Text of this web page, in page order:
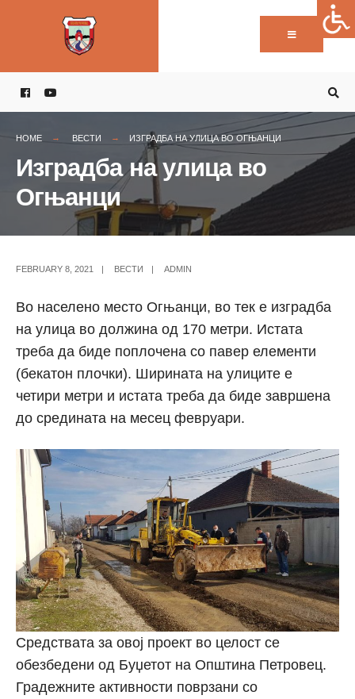
HOME ВЕСТИ ИЗГРАДБА НА УЛИЦА ВО ОГЊАНЦИ
Изградба на улица во
Огњанци
FEBRUARY 8, 2021 ВЕСТИ ADMIN
Во населено место Огњанци, во тек е изградба
на улица во должина од 170 метри. Истата
треба да биде поплочена со павер елементи
(бекатон плочки). Ширината на улиците е
четири метри и истата треба да биде завршена
до средината на месец февруари.
Средствата за овој проект во целост се
обезбедени од Буџетот на Општина Петровец.
Градежните активности поврзани со